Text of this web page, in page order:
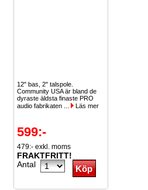
12" bas, 2" talspole.
Community USA är bland de
dyraste äldsta finaste PRO
audio fabrikaten ...
Läs mer
599:-
479:- exkl. moms
FRAKTFRITT!
Antal